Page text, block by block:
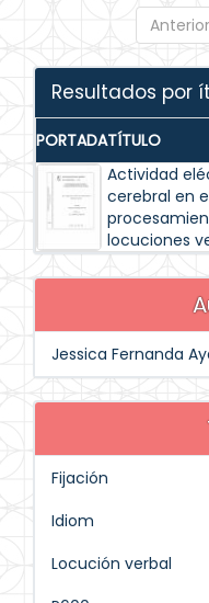
Anterior
Resultados por
PORTADATÍTULO
Actividad
cerebral en
locuciones
Jessica Fernanda
Fijación
Idiom
Locución verbal